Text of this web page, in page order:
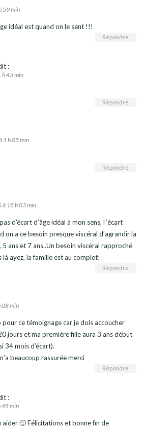
59 min
idéal est quand on le sent !!!
Répondre
:
h 45 min
Répondre
1 h 05 min
Répondre
à 18 h 03 min
d’écart d’âge idéal à mon sens, l ‘écart
on a ce besoin presque viscéral d’agrandir la
5 ans et 7 ans..Un besoin viscéral rapproché
ayez, la famille est au complet!
Répondre
08 min
ce témoignage car je dois accoucher
jours et ma première fille aura 3 ans début
34 mois d’écart).
beaucoup rassurée merci
Répondre
:
45 min
aider 🙂 Félicitations et bonne fin de